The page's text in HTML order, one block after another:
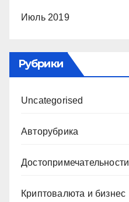
Июль 2019
Рубрики
Uncategorised
Авторубрика
Достопримечательности
Криптовалюта и бизнес